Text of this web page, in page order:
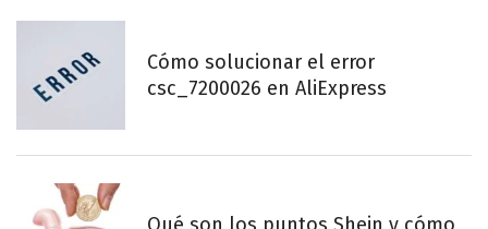
Cómo solucionar el error
csc_7200026 en AliExpress